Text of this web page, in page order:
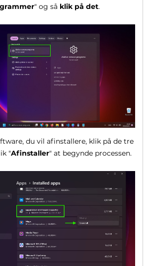
" og så klik på det.
du vil afinstallere, klik på de tre
"Afinstaller" at begynde processen.